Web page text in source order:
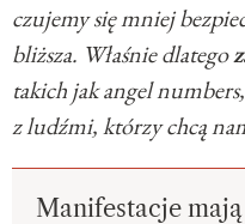
czujemy się mniej
bliższa. Właśnie dlatego
takich jak angel
z ludźmi, którzy chcą
Manifestacje